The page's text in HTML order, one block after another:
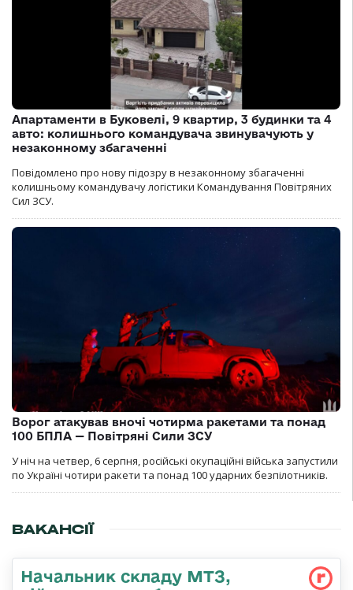
Апартаменти в Буковелі, 9 квартир, 3 будинки та 4
авто: колишнього командувача звинувачують у
незаконному збагаченні
Повідомлено про нову підозру в незаконному збагаченні
колишньому командувачу логістики Командування Повітряних
Сил ЗСУ.
Ворог атакував вночі чотирма ракетами та понад
100 БПЛА — Повітряні Сили ЗСУ
У ніч на четвер, 6 серпня, російські окупаційні війська запустили
по Україні чотири ракети та понад 100 ударних безпілотників.
ВАКАНСІЇ
Начальник складу МТЗ,